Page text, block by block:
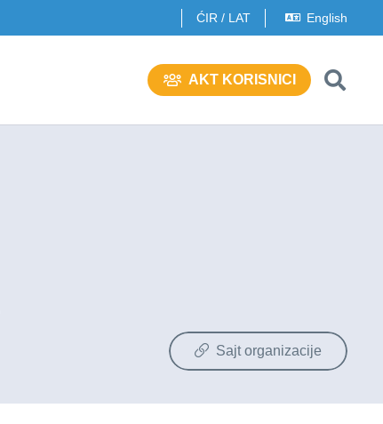
ĆIR / LAT English
AKT KORISNICI
Sajt organizacije